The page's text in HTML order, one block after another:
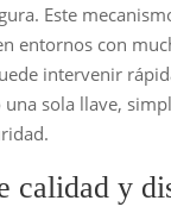
Este
entornos con
intervenir
sola llave,
calidad y